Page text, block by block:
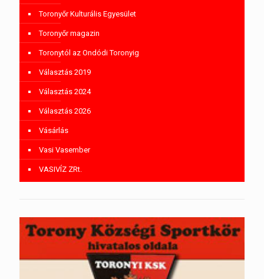
Toronyőr Kulturális Egyesület
Toronyőr magazin
Toronytól az Ondódi Toronyig
Választás 2019
Választás 2024
Választás 2026
Vásárlás
Vasi Vasember
VASIVÍZ ZRt.